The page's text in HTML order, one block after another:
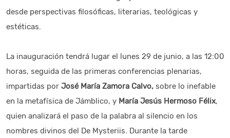
desde perspectivas filosóficas, literarias, teológicas y
estéticas.
La inauguración tendrá lugar el lunes 29 de junio, a las 12:00
horas, seguida de las primeras conferencias plenarias,
impartidas por José María Zamora Calvo,sobre lo inefable
en la metafísica de Jámblico, y María Jesús Hermoso Félix,
quien analizará el paso de la palabra al silencio en los
nombres divinos del De Mysteriis. Durante la tarde